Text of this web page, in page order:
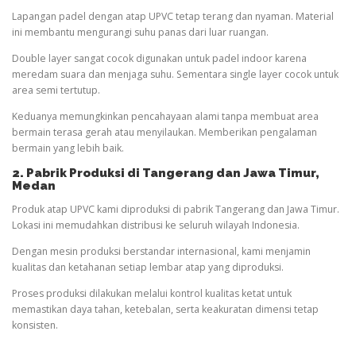
Lapangan padel dengan atap UPVC tetap terang dan nyaman. Material
ini membantu mengurangi suhu panas dari luar ruangan.
Double layer sangat cocok digunakan untuk padel indoor karena
meredam suara dan menjaga suhu. Sementara single layer cocok untuk
area semi tertutup.
Keduanya memungkinkan pencahayaan alami tanpa membuat area
bermain terasa gerah atau menyilaukan. Memberikan pengalaman
bermain yang lebih baik.
2. Pabrik Produksi di Tangerang dan Jawa Timur,
Medan
Produk atap UPVC kami diproduksi di pabrik Tangerang dan Jawa Timur.
Lokasi ini memudahkan distribusi ke seluruh wilayah Indonesia.
Dengan mesin produksi berstandar internasional, kami menjamin
kualitas dan ketahanan setiap lembar atap yang diproduksi.
Proses produksi dilakukan melalui kontrol kualitas ketat untuk
memastikan daya tahan, ketebalan, serta keakuratan dimensi tetap
konsisten.